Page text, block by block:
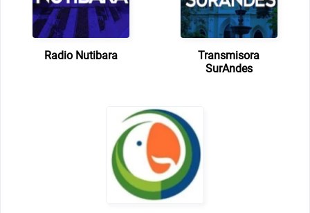
Radio Nutibara
Transmisora
SurAndes